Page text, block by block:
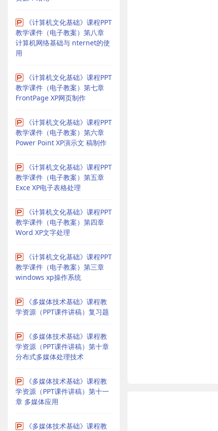
《计算机文化基础》课程PPT
教学课件（电子教案）第八章
计算机网络基础与 nternet的使
用
《计算机文化基础》课程PPT
教学课件（电子教案）第七章
FrontPage XP网页制作
《计算机文化基础》课程PPT
教学课件（电子教案）第六章
Power Point XP演示文 稿制作
《计算机文化基础》课程PPT
教学课件（电子教案）第五章
Exce XP电子表格处理
《计算机文化基础》课程PPT
教学课件（电子教案）第四章
Word XP文字处理
《计算机文化基础》课程PPT
教学课件（电子教案）第三章
windows xp操作系统
《多媒体技术基础》课程教
学资源（PPT课件讲稿）复习题
《多媒体技术基础》课程教
学资源（PPT课件讲稿）第十章
分布式多媒体处理技术
《多媒体技术基础》课程教
学资源（PPT课件讲稿）第十一
章 多媒体应用
《多媒体技术基础》课程教